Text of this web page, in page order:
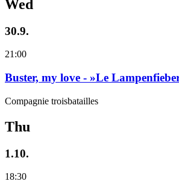
Wed
30.9.
21:00
Buster, my love - »Le
Compagnie troisbatailles
Thu
1.10.
18:30